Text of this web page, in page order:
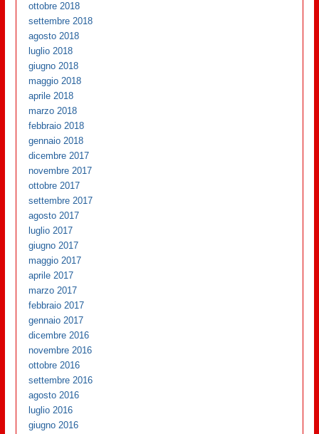
ottobre 2018
settembre 2018
agosto 2018
luglio 2018
giugno 2018
maggio 2018
aprile 2018
marzo 2018
febbraio 2018
gennaio 2018
dicembre 2017
novembre 2017
ottobre 2017
settembre 2017
agosto 2017
luglio 2017
giugno 2017
maggio 2017
aprile 2017
marzo 2017
febbraio 2017
gennaio 2017
dicembre 2016
novembre 2016
ottobre 2016
settembre 2016
agosto 2016
luglio 2016
giugno 2016